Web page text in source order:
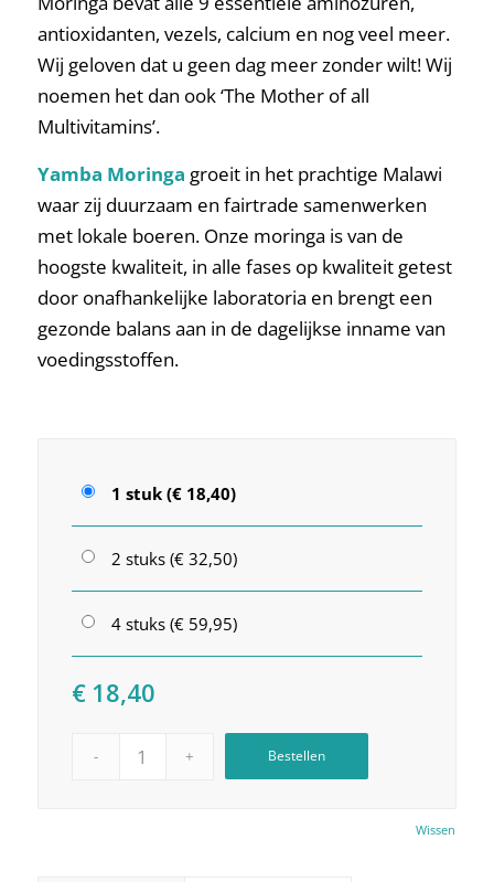
antioxidanten, vezels, calcium en nog veel meer.
Wij geloven dat u geen dag meer zonder wilt! Wij
noemen het dan ook ‘The Mother of all
Multivitamins’.
Yamba Moringa groeit in het prachtige Malawi
waar zij duurzaam en fairtrade samenwerken
met lokale boeren. Onze moringa is van de
hoogste kwaliteit, in alle fases op kwaliteit getest
door onafhankelijke laboratoria en brengt een
gezonde balans aan in de dagelijkse inname van
voedingsstoffen.
1 stuk (€ 18,40)
2 stuks (€ 32,50)
4 stuks (€ 59,95)
Wissen
€ 18,40
Bestellen